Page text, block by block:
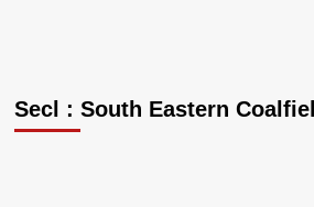
Secl : South Eastern